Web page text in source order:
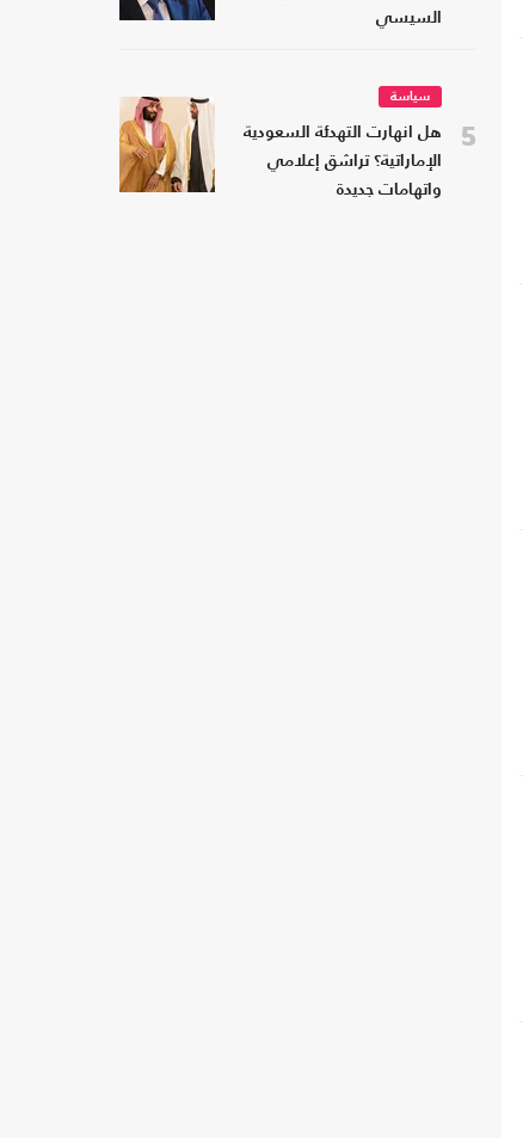
السيسي
5
سياسة
هل انهارت التهدئة السعودية
الإماراتية؟ تراشق إعلامي
واتهامات جديدة